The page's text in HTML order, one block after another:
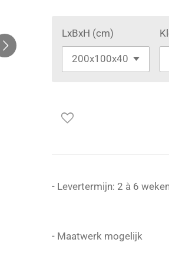
LxBxH (cm)
- Levertermijn: 2 à 6
- Maatwerk mogelijk